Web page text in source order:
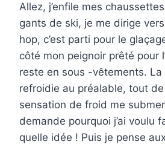
Allez, j’enfile mes
gants de ski, je me dirige
hop, c’est parti pour le
côté mon peignoir prêté pour
reste en sous -vêtements.
refroidie au préalable, tout
sensation de froid me
demande pourquoi j’ai voulu
quelle idée ! Puis je pense